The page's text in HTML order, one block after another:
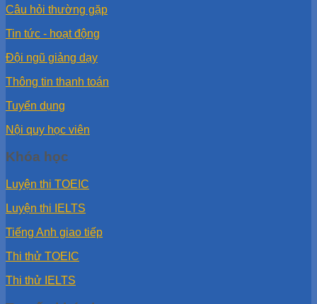
Câu hỏi thường gặp
Tin tức - hoạt động
Đội ngũ giảng dạy
Thông tin thanh toán
Tuyển dụng
Nội quy học viên
Khóa học
Luyện thi TOEIC
Luyện thi IELTS
Tiếng Anh giao tiếp
Thi thử TOEIC
Thi thử IELTS